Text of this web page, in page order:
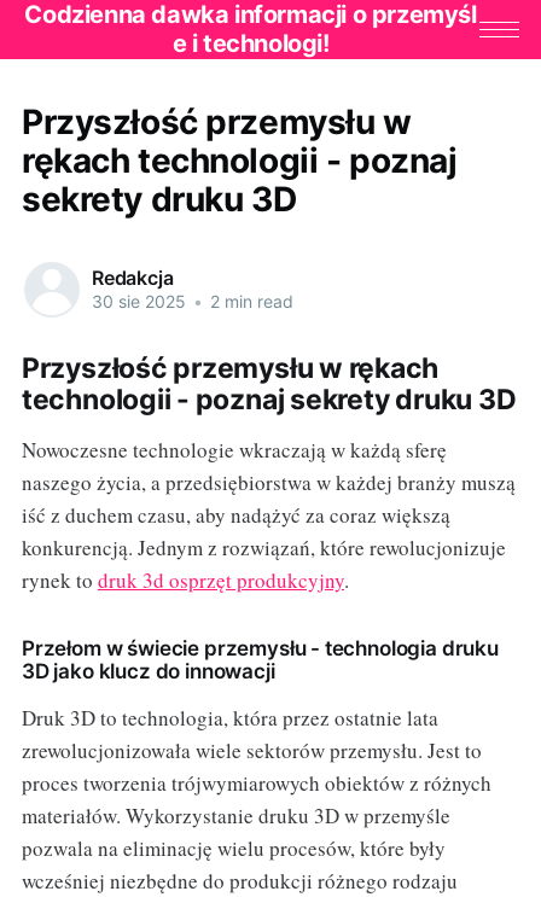
Codzienna dawka informacji o przemyśl
e i technologi!
Przyszłość przemysłu w
rękach technologii - poznaj
sekrety druku 3D
Redakcja
30 sie 2025 • 2 min read
Przyszłość przemysłu w rękach
technologii - poznaj sekrety druku 3D
Nowoczesne technologie wkraczają w każdą sferę
naszego życia, a przedsiębiorstwa w każdej branży muszą
iść z duchem czasu, aby nadążyć za coraz większą
konkurencją. Jednym z rozwiązań, które rewolucjonizuje
rynek to druk 3d osprzęt produkcyjny.
Przełom w świecie przemysłu - technologia druku
3D jako klucz do innowacji
Druk 3D to technologia, która przez ostatnie lata
zrewolucjonizowała wiele sektorów przemysłu. Jest to
proces tworzenia trójwymiarowych obiektów z różnych
materiałów. Wykorzystanie druku 3D w przemyśle
pozwala na eliminację wielu procesów, które były
wcześniej niezbędne do produkcji różnego rodzaju